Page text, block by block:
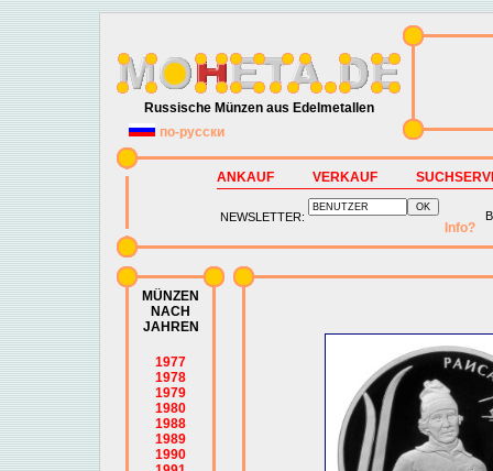
Russische Münzen aus Edelmetallen
по-русски
ANKAUF VERKAUF
NEWSLETTER:
Info?
MÜNZEN
NACH
JAHREN
1977
1978
1979
1980
1988
1989
1990